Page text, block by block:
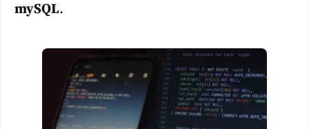
mySQL.